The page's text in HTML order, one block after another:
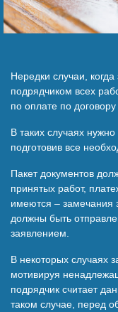
Нередки случаи,
подрядчиком всех
по оплате по договору
В таких случаях
подготовив все
Пакет документов
принятых работ,
имеются – замечания
должны быть
заявлением.
В некоторых случаях
мотивируя
подрядчик считает
таком случае, перед